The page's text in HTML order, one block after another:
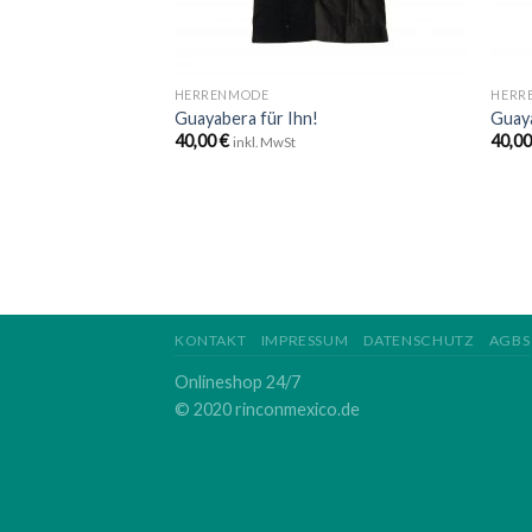
HERRENMODE
Guayabera für Ihn!
40,00€ inkl. MwSt
KONTAKT IMPRESSUM DATENSCHUTZ AGBS
Onlineshop 24/7
© 2020 rinconmexico.de